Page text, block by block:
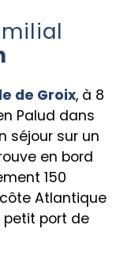
de Groix, à 8
Palud dans
séjour sur un
en bord
150
Atlantique
port de